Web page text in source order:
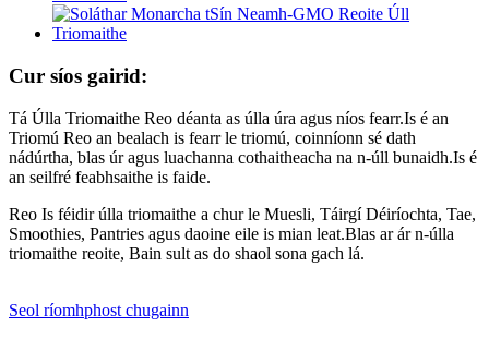
Cur síos gairid:
Tá Úlla Triomaithe Reo déanta as úlla úra agus níos fearr.Is é an
Triomú Reo an bealach is fearr le triomú, coinníonn sé dath
nádúrtha, blas úr agus luachanna cothaitheacha na n-úll bunaidh.Is é
an seilfré feabhsaithe is faide.
Reo Is féidir úlla triomaithe a chur le Muesli, Táirgí Déiríochta, Tae,
Smoothies, Pantries agus daoine eile is mian leat.Blas ar ár n-úlla
triomaithe reoite, Bain sult as do shaol sona gach lá.
Seol ríomhphost chugainn